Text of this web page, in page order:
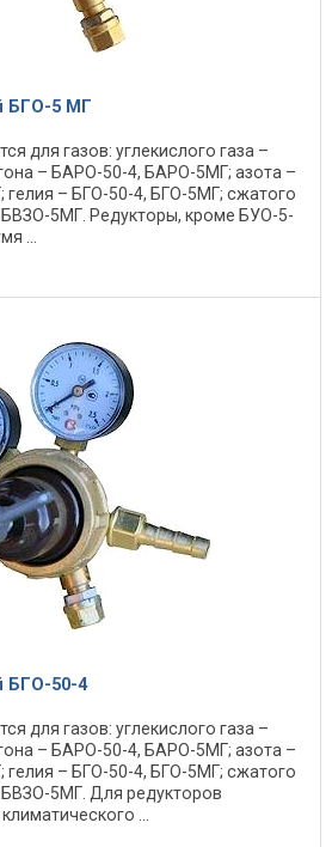
БГО-5 МГ
для газов: углекислого газа –
– БАРО-50-4, БАРО-5МГ; азота –
– БГО-50-4, БГО-5МГ; сжатого
5МГ. Редукторы, кроме БУО-5-
...
БГО-50-4
для газов: углекислого газа –
– БАРО-50-4, БАРО-5МГ; азота –
– БГО-50-4, БГО-5МГ; сжатого
5МГ. Для редукторов
...